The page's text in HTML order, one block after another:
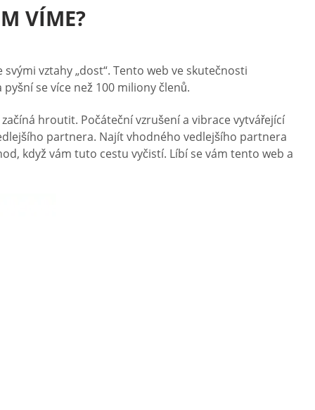
VÍME?
vztahy „dost“. Tento web ve skutečnosti
se více než 100 miliony členů.
hroutit. Počáteční vzrušení a vibrace vytvářející
partnera. Najít vhodného vedlejšího partnera
když vám tuto cestu vyčistí. Líbí se vám tento web a